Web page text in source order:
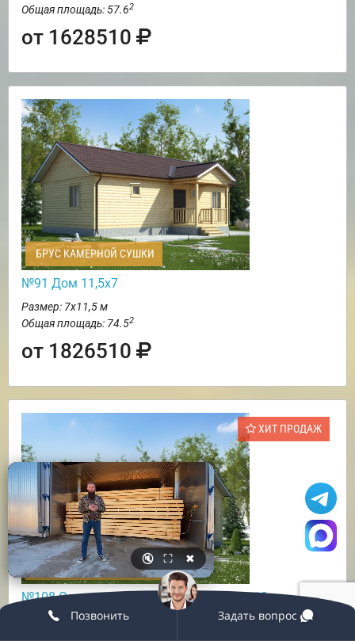
Общая площадь: 57.62
от 1628510
БРУС КАМЕРНОЙ СУШКИ
№91 Дом 11,5х7
Размер: 7х11,5 м
Общая площадь: 74.52
от 1826510
ХИТ ПРОДАЖ
БРУС КАМЕРНОЙ СУШКИ
№108 Одноэтажный дом с террасой 8х10
Размер: 8х10 м
🔇 ⛶ ✖
Позвонить Задать вопрос